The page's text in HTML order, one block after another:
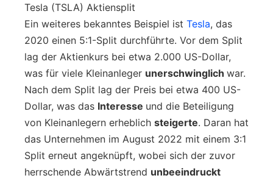
Tesla (TSLA) Aktiensplit
Ein weiteres bekanntes Beispiel ist Tesla, das
2020 einen 5:1-Split durchführte. Vor dem Split
lag der Aktienkurs bei etwa 2.000 US-Dollar,
was für viele Kleinanleger unerschwinglich war.
Nach dem Split lag der Preis bei etwa 400 US-
Dollar, was das Interesse und die Beteiligung
von Kleinanlegern erheblich steigerte. Daran hat
das Unternehmen im August 2022 mit einem 3:1
Split erneut angeknüpft, wobei sich der zuvor
herrschende Abwärtstrend unbeeindruckt